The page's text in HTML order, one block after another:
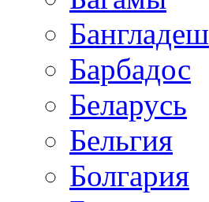
Бангладеш
Барбадос
Беларусь
Бельгия
Болгария